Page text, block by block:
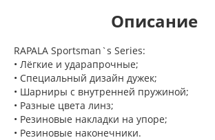
Описание
RAPALA Sportsman`s Series:
• Лёгкие и ударапрочные;
• Специальный дизайн дужек;
• Шарниры с внутренней пружиной;
• Разные цвета линз;
• Резиновые накладки на упоре;
• Резиновые наконечники.